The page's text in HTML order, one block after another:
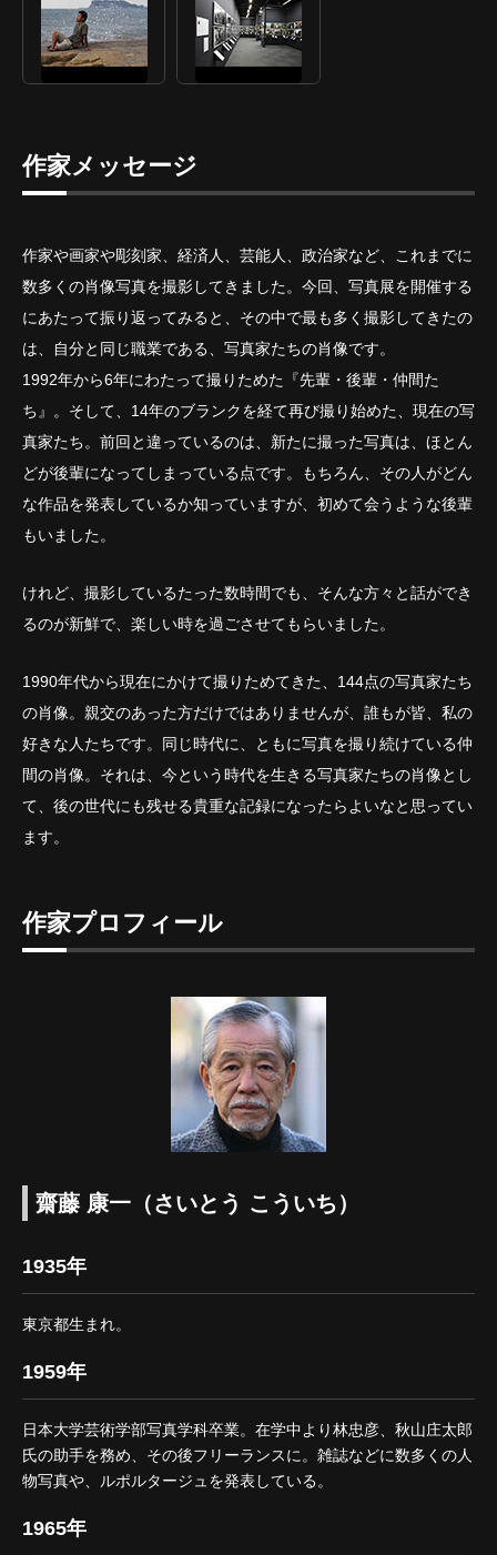
作家メッセージ
作家や画家や彫刻家、経済人、芸能人、政治家など、これまでに
数多くの肖像写真を撮影してきました。今回、写真展を開催する
にあたって振り返ってみると、その中で最も多く撮影してきたの
は、自分と同じ職業である、写真家たちの肖像です。
1992年から6年にわたって撮りためた『先輩・後輩・仲間た
ち』。そして、14年のブランクを経て再び撮り始めた、現在の写
真家たち。前回と違っているのは、新たに撮った写真は、ほとん
どが後輩になってしまっている点です。もちろん、その人がどん
な作品を発表しているか知っていますが、初めて会うような後輩
もいました。
けれど、撮影しているたった数時間でも、そんな方々と話ができ
るのが新鮮で、楽しい時を過ごさせてもらいました。
1990年代から現在にかけて撮りためてきた、144点の写真家たち
の肖像。親交のあった方だけではありませんが、誰もが皆、私の
好きな人たちです。同じ時代に、ともに写真を撮り続けている仲
間の肖像。それは、今という時代を生きる写真家たちの肖像とし
て、後の世代にも残せる貴重な記録になったらよいなと思ってい
ます。
作家プロフィール
齋藤 康一（さいとう こういち）
1935年
東京都生まれ。
1959年
日本大学芸術学部写真学科卒業。在学中より林忠彦、秋山庄太郎
氏の助手を務め、その後フリーランスに。雑誌などに数多くの人
物写真や、ルポルタージュを発表している。
1965年